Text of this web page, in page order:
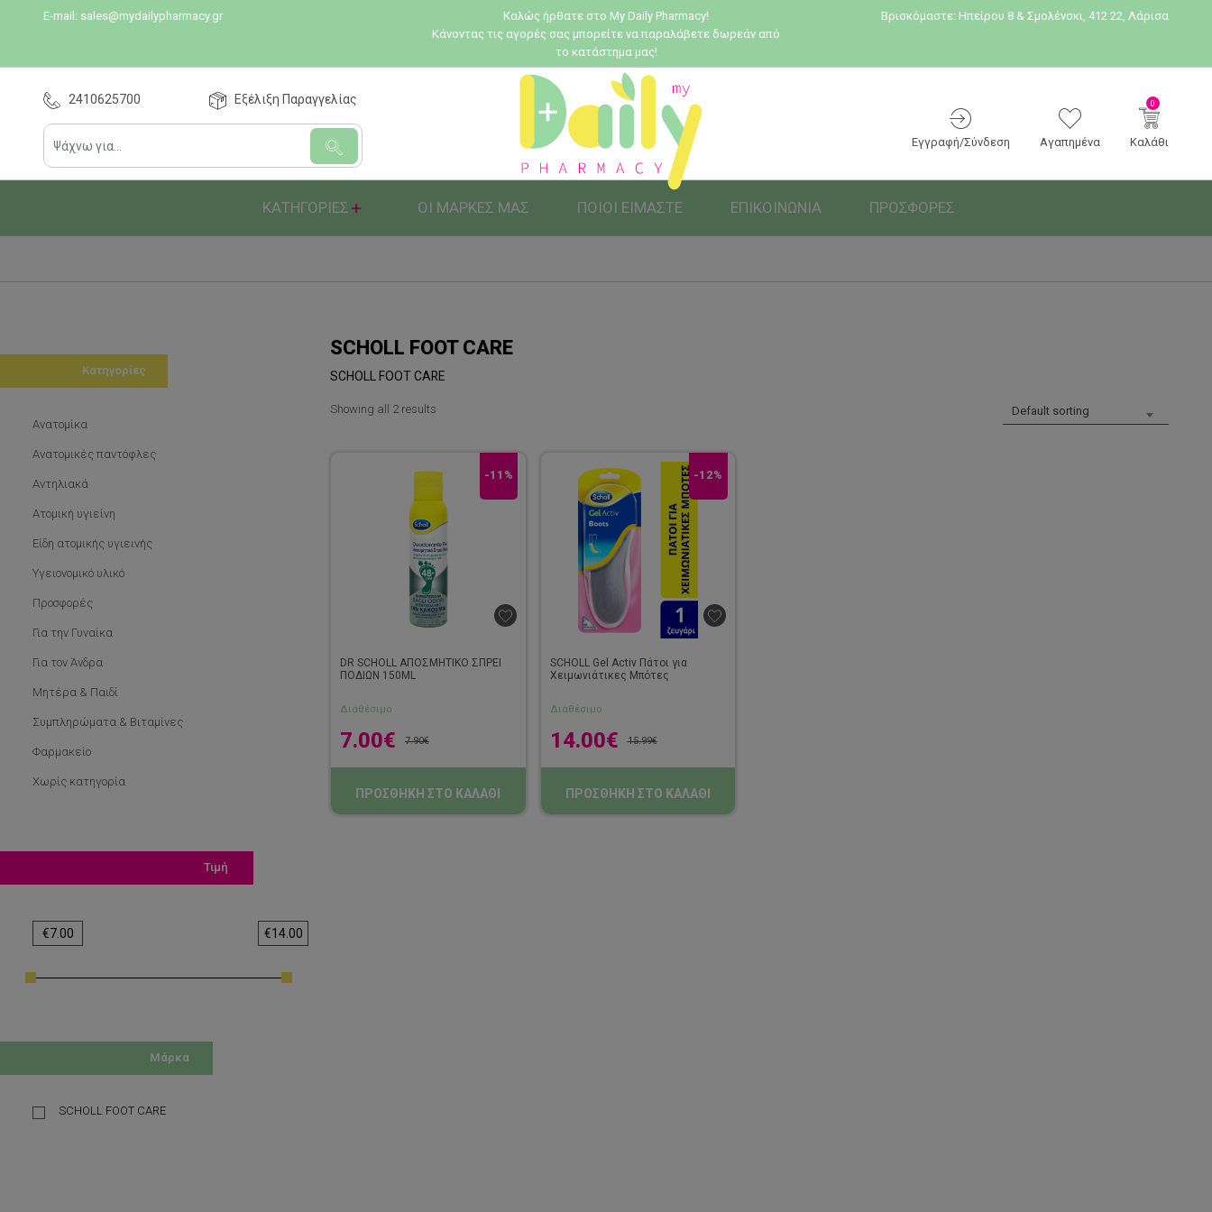
E-mail: sales@mydailypharmacy.gr
Καλώς ήρθατε στο My Daily Pharmacy!
Κάνοντας τις αγορές σας μπορείτε να παραλάβετε δωρεάν από
το κατάστημα μας!
Βρισκόμαστε: Ηπείρου 8 & Σμολένσκι, 412 22, Λάρισα
2410625700 Εξέλιξη Παραγγελίας
Εγγραφή/Σύνδεση Αγαπημένα
0
Καλάθι
ΚΑΤΗΓΟΡΙΕΣ ΟΙ ΜΑΡΚΕΣ ΜΑΣ ΠΟΙΟΙ ΕΙΜΑΣΤΕ ΕΠΙΚΟΙΝΩΝΙΑ ΠΡΟΣΦΟΡΕΣ
SCHOLL FOOT CARE
SCHOLL FOOT CARE
Showing all 2 results Default sorting
-11%
DR SCHOLL ΑΠΟΣΜΗΤΙΚΟ ΣΠΡΕΙ
ΠΟΔΙΩΝ 150ML
Διαθέσιμο
7.90€
7.00€
ΠΡΟΣΘΗΚΗ ΣΤΟ ΚΑΛΑΘΙ
-12%
SCHOLL Gel Activ Πάτοι για
Χειμωνιάτικες Μπότες
Διαθέσιμο
15.99€
14.00€
ΠΡΟΣΘΗΚΗ ΣΤΟ ΚΑΛΑΘΙ
Κατηγορίες
Ανατομίκα
Ανατομικές παντόφλες
Αντηλιακά
Ατομική υγιείνη
Είδη ατομικής υγιεινής
Υγειονομικό υλικό
Προσφορές
Για την Γυναίκα
Για τον Άνδρα
Μητέρα & Παιδί
Συμπληρώματα & Βιταμίνες
Φαρμακείο
Χωρίς κατηγορία
Τιμή
€7.00 €14.00
Μάρκα
SCHOLL FOOT CARE